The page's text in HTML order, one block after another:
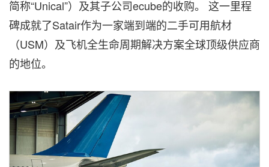
简称“Unical”）及其子公司ecube的收购。 这一里程
碑成就了Satair作为一家端到端的二手可用航材
（USM）及飞机全生命周期解决方案全球顶级供应商
的地位。